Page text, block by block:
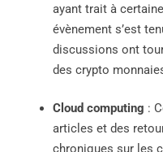
ayant trait à
évènement s’est
discussions ont
des crypto
Cloud computing :
articles et des
chroniques sur les